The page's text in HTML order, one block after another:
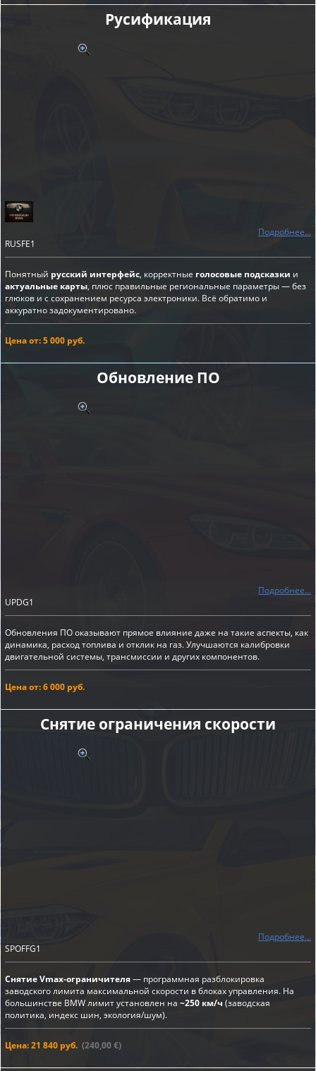
Русификация
Подробнее...
RUSFE1
Понятный русский интерфейс, корректные голосовые подсказки и
актуальные карты, плюс правильные региональные параметры — без
глюков и с сохранением ресурса электроники. Всё обратимо и
аккуратно задокументировано.
Цена от: 5 000 руб.
Обновление ПО
Подробнее...
UPDG1
Обновления ПО оказывают прямое влияние даже на такие аспекты, как
динамика, расход топлива и отклик на газ. Улучшаются калибровки
двигательной системы, трансмиссии и других компонентов.
Цена от: 6 000 руб.
Снятие ограничения скорости
Подробнее...
SPOFFG1
Снятие Vmax-ограничителя— программная разблокировка
заводского лимита максимальной скорости в блоках управления. На
большинстве BMW лимит установлен на ~250 км/ч (заводская
политика, индекс шин, экология/шум).
Цена: 21 840 руб. (240,00 €)